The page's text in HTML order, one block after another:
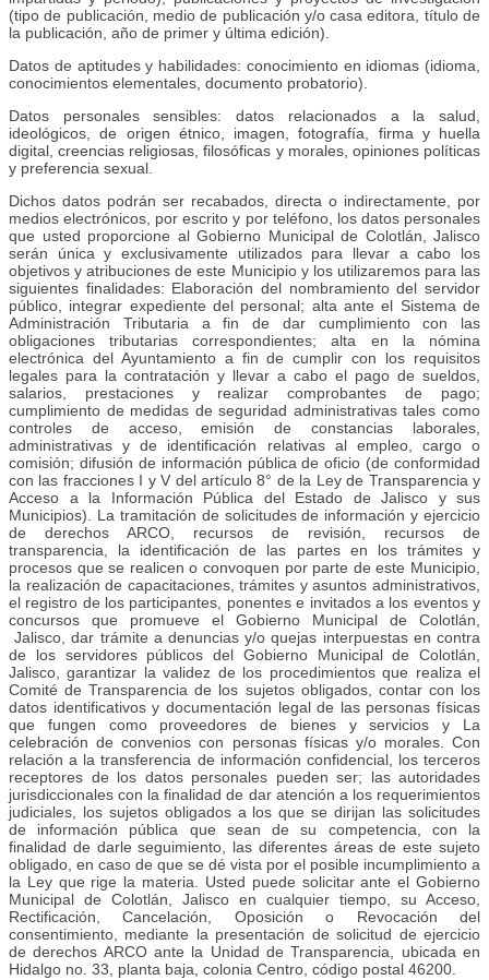
(tipo de publicación, medio de publicación y/o casa editora, título de
la publicación, año de primer y última edición).
Datos de aptitudes y habilidades: conocimiento en idiomas (idioma,
conocimientos elementales, documento probatorio).
Datos personales sensibles: datos relacionados a la salud,
ideológicos, de origen étnico, imagen, fotografía, firma y huella
digital, creencias religiosas, filosóficas y morales, opiniones políticas
y preferencia sexual.
Dichos datos podrán ser recabados, directa o indirectamente, por
medios electrónicos, por escrito y por teléfono, los datos personales
que usted proporcione al Gobierno Municipal de Colotlán, Jalisco
serán única y exclusivamente utilizados para llevar a cabo los
objetivos y atribuciones de este Municipio y los utilizaremos para las
siguientes finalidades: Elaboración del nombramiento del servidor
público, integrar expediente del personal; alta ante el Sistema de
Administración Tributaria a fin de dar cumplimiento con las
obligaciones tributarias correspondientes; alta en la nómina
electrónica del Ayuntamiento a fin de cumplir con los requisitos
legales para la contratación y llevar a cabo el pago de sueldos,
salarios, prestaciones y realizar comprobantes de pago;
cumplimiento de medidas de seguridad administrativas tales como
controles de acceso, emisión de constancias laborales,
administrativas y de identificación relativas al empleo, cargo o
comisión; difusión de información pública de oficio (de conformidad
con las fracciones I y V del artículo 8° de la Ley de Transparencia y
Acceso a la Información Pública del Estado de Jalisco y sus
Municipios). La tramitación de solicitudes de información y ejercicio
de derechos ARCO, recursos de revisión, recursos de
transparencia, la identificación de las partes en los trámites y
procesos que se realicen o convoquen por parte de este Municipio,
la realización de capacitaciones, trámites y asuntos administrativos,
el registro de los participantes, ponentes e invitados a los eventos y
concursos que promueve el Gobierno Municipal de Colotlán,
Jalisco, dar trámite a denuncias y/o quejas interpuestas en contra
de los servidores públicos del Gobierno Municipal de Colotlán,
Jalisco, garantizar la validez de los procedimientos que realiza el
Comité de Transparencia de los sujetos obligados, contar con los
datos identificativos y documentación legal de las personas físicas
que fungen como proveedores de bienes y servicios y La
celebración de convenios con personas físicas y/o morales. Con
relación a la transferencia de información confidencial, los terceros
receptores de los datos personales pueden ser; las autoridades
jurisdiccionales con la finalidad de dar atención a los requerimientos
judiciales, los sujetos obligados a los que se dirijan las solicitudes
de información pública que sean de su competencia, con la
finalidad de darle seguimiento, las diferentes áreas de este sujeto
obligado, en caso de que se dé vista por el posible incumplimiento a
la Ley que rige la materia. Usted puede solicitar ante el Gobierno
Municipal de Colotlán, Jalisco en cualquier tiempo, su Acceso,
Rectificación, Cancelación, Oposición o Revocación del
consentimiento, mediante la presentación de solicitud de ejercicio
de derechos ARCO ante la Unidad de Transparencia, ubicada en
Hidalgo no. 33, planta baja, colonia Centro, código postal 46200.